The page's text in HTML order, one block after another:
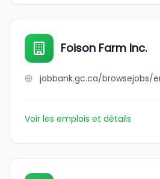
Foison Farm Inc.
Voir les emplois et détails